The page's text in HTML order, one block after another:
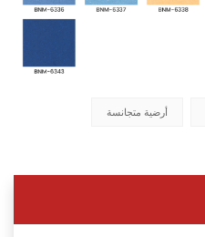
أرضية متجانسة